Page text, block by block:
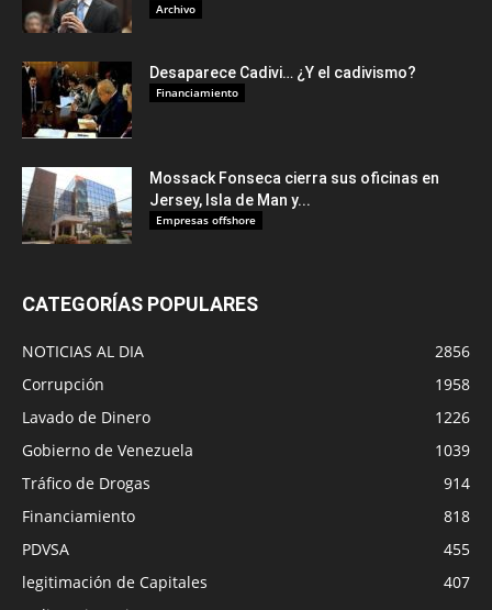
Archivo
Desaparece Cadivi… ¿Y el cadivismo?
Financiamiento
Mossack Fonseca cierra sus oficinas en
Jersey, Isla de Man y...
Empresas offshore
CATEGORÍAS POPULARES
NOTICIAS AL DIA
2856
Corrupción
1958
Lavado de Dinero
1226
Gobierno de Venezuela
1039
Tráfico de Drogas
914
Financiamiento
818
PDVSA
455
legitimación de Capitales
407